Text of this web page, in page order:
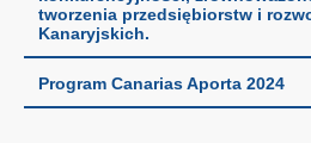
tworzenia przedsiębiorstw i
Kanaryjskich.
Program Canarias Aporta 2024